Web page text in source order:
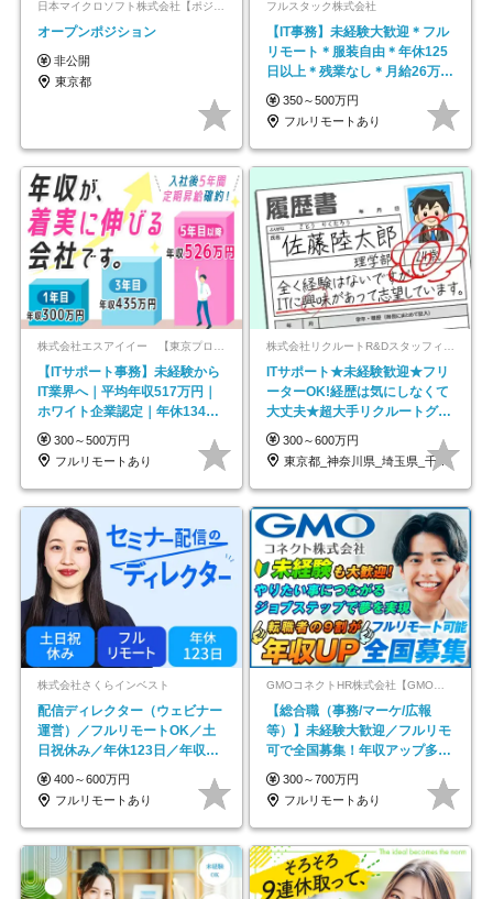
日本マイクロソフト株式会社【ポジションマッチ登録】
オープンポジション
非公開
東京都
フルスタック株式会社
【IT事務】未経験大歓迎＊フル
リモート＊服装自由＊年休125
日以上＊残業なし＊月給26万円
以上
350～500万円
フルリモートあり
【ITサポート事務】未経験から
IT業界へ｜平均年収517万円｜
ホワイト企業認定｜年休134日
｜リモートOK
300～500万円
フルリモートあり
ITサポート★未経験歓迎★フリ
ーターOK!経歴は気にしなくて
大丈夫★超大手リクルートグル
ープの正社員/sg
300～600万円
東京都_神奈川県_埼玉県_千葉県_大阪府…
株式会社さくらインベスト
配信ディレクター（ウェビナー
運営）／フルリモートOK／土
日祝休み／年休123日／年収
600万円可
400～600万円
フルリモートあり
GMOコネクトHR株式会社【GMOインターネットグループ】
【総合職（事務/マーケ/広報
等）】未経験大歓迎／フルリモ
可で全国募集！年収アップ多数
★年休最大130日★
300～700万円
フルリモートあり